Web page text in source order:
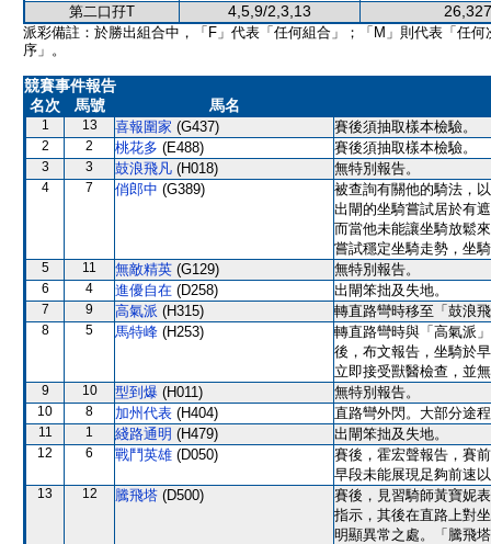
第二口孖T 4,5,9/2,3,13
派彩備註：於勝出組合中，「F」代表「任何組合」；「M」則代表「任何
序」。
競賽事件報告
名次
馬號 馬名
1 13 喜報圍家 (G437) 賽後須抽取樣本檢驗。
2 2 桃花多 (E488) 賽後須抽取樣本檢驗。
3 3 鼓浪飛凡 (H018) 無特別報告。
4 7 俏郎中 (G389)
被查詢有關他的騎法，
出閘的坐騎嘗試居於有
而當他未能讓坐騎放鬆
嘗試穩定坐騎走勢，坐
5 11 無敵精英 (G129) 無特別報告。
6 4 進優自在 (D258) 出閘笨拙及失地。
7 9 高氣派 (H315) 轉直路彎時移至「鼓浪
8 5 馬特峰 (H253)
轉直路彎時與「高氣派
後，布文報告，坐騎於
立即接受獸醫檢查，並
9 10 型到爆 (H011) 無特別報告。
10 8 加州代表 (H404) 直路彎外閃。大部分途
11 1 綫路通明 (H479) 出閘笨拙及失地。
12 6 戰鬥英雄 (D050)
賽後，霍宏聲報告，賽
早段未能展現足夠前速
13 12 騰飛塔 (D500)
賽後，見習騎師黃寶妮
指示，其後在直路上對
明顯異常之處。「騰飛